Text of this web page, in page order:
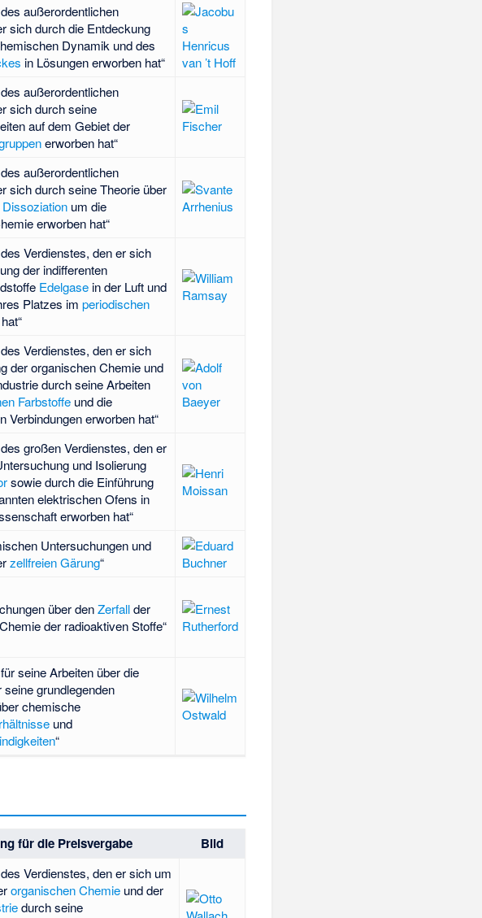
außerordentlichen
sich durch die Entdeckung
Dynamik und des
in Lösungen erworben hat“
außerordentlichen
sich durch seine
auf dem Gebiet der
erworben hat“
außerordentlichen
sich durch seine Theorie über
um die
erworben hat“
Verdienstes, den er sich
der indifferenten
Edelgasein der Luft und
Platzes im periodischen
Verdienstes, den er sich
der organischen Chemie und
durch seine Arbeiten
Farbstoffeund die
Verbindungen erworben hat“
großen Verdienstes, den er
und Isolierung
sowie durch die Einführung
elektrischen Ofens in
erworben hat“
Untersuchungen und
zellfreien Gärung“
über denZerfallder
der radioaktiven Stoffe“
seine Arbeiten über die
grundlegenden
chemische
und
“
für die Preisvergabe Bild
Verdienstes, den er sich um
organischen Chemieund der
durch seine